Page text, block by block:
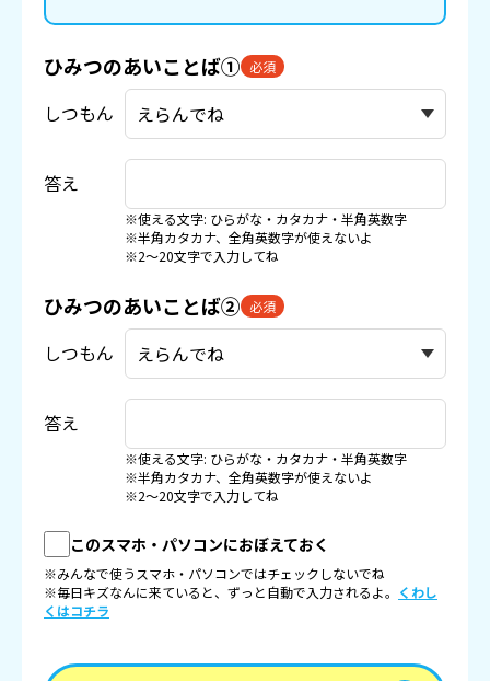
ひみつのあいことば① 必須
しつもん
答え
※使える文字: ひらがな・カタカナ・半角英数字
※半角カタカナ、全角英数字が使えないよ
※2〜20文字で入力してね
ひみつのあいことば② 必須
しつもん
答え
※使える文字: ひらがな・カタカナ・半角英数字
※半角カタカナ、全角英数字が使えないよ
※2〜20文字で入力してね
このスマホ・パソコンにおぼえておく
※みんなで使うスマホ・パソコンではチェックしないでね
※毎日キズなんに来ていると、ずっと自動で入力されるよ。 くわし
くはコチラ